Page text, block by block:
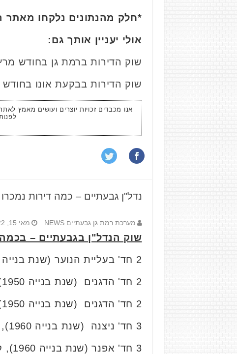
*חלק מהנתונים נלקחו
אולי יעניין אותך גם:
שוק הדירות ברמת גן בחודש מרץ: איפה נמכרה
שוק הדירות בבקעת אונו בחודש מרץ- איפה
אנו מכבדים זכויות יוצרים ועושים מאמץ
נדל"ן גבעתיים – כמה דירות נמכרו
מערכת רמת גן גבעתיים NEWS מאי 15, 2022
שוק הנדל"ן בגבעתיים – בכמה
2 חד' בעליית הנוער (שנת בנייה 1960), קומה 2 מתוך 3, 73 מ"ר נמכרה ב-
2 חד' הדגנים (שנת בנייה 1950), קומה 4 מתוך 4, 74 מ"ר, נמכרה ב-
2 חד' הדגנים (שנת בנייה 1950), קומה 1 מתוך 3, 58 מ"ר, נמכרה ב-
3 חד' ניצנה (שנת בנייה 1960), קומה 1 מתוך 2, 90 מ"ר, נמכרה ב-
3 חד' אפנר (שנת בנייה 1960), קומה 1 מתוך 4, 85 מ"ר נמכרה ב-